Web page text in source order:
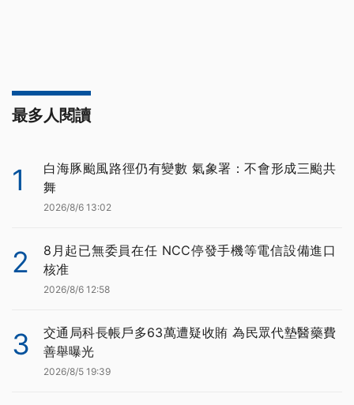
最多人閱讀
1
白海豚颱風路徑仍有變數 氣象署：不會形成三颱共
舞
2026/8/6 13:02
2
8月起已無委員在任 NCC停發手機等電信設備進口
核准
2026/8/6 12:58
3
交通局科長帳戶多63萬遭疑收賄 為民眾代墊醫藥費
善舉曝光
2026/8/5 19:39